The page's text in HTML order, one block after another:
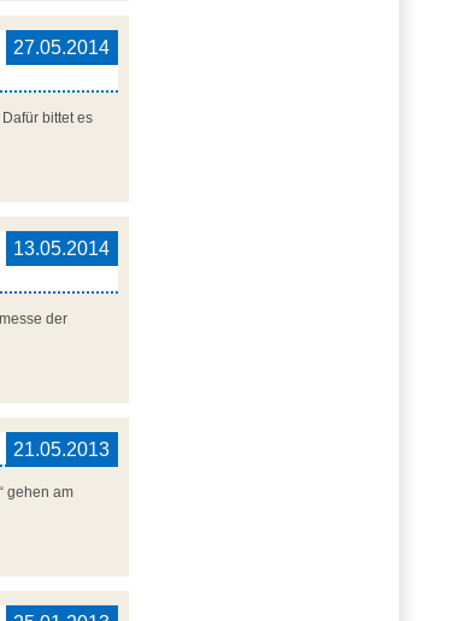
27.05.2014
bittet es
13.05.2014
der
21.05.2013
gehen am